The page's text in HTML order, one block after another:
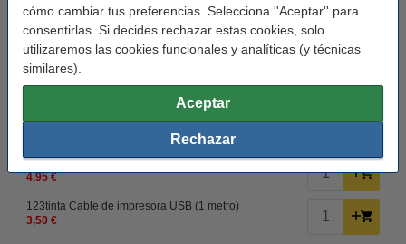
cómo cambiar tus preferencias. Selecciona ''Aceptar'' para
consentirlas. Si decides rechazar estas cookies, solo
utilizaremos las cookies funcionales y analíticas (y técnicas
similares).
Aceptar
Rechazar
Consejo: compra el toner
Marca 123tinta reemplaza a Brother TN-248
Brother NO incluye cable USB ni cable de red.
123tinta Cable de impresora USB (2 metros)
4,95 €
123tinta Cable de impresora USB (1 metro)
3,50 €